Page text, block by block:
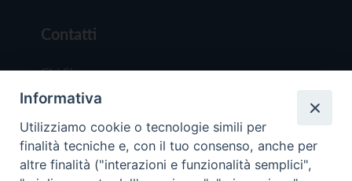
Contatti
Chi Siamo
Redazione
Scrivici
Informativa
Utilizziamo cookie o tecnologie simili per
finalità tecniche e, con il tuo consenso, anche per
altre finalità ("interazioni e funzionalità semplici",